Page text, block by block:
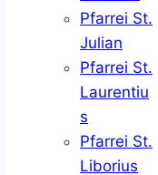
Pfarrei St.
Julian
Pfarrei St.
Laurentiu
s
Pfarrei St.
Liborius